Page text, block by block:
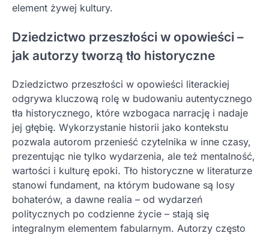
element żywej kultury.
Dziedzictwo przeszłości w opowieści –
jak autorzy tworzą tło historyczne
Dziedzictwo przeszłości w opowieści literackiej
odgrywa kluczową rolę w budowaniu autentycznego
tła historycznego, które wzbogaca narrację i nadaje
jej głębię. Wykorzystanie historii jako kontekstu
pozwala autorom przenieść czytelnika w inne czasy,
prezentując nie tylko wydarzenia, ale też mentalność,
wartości i kulturę epoki. Tło historyczne w literaturze
stanowi fundament, na którym budowane są losy
bohaterów, a dawne realia – od wydarzeń
politycznych po codzienne życie – stają się
integralnym elementem fabularnym. Autorzy często